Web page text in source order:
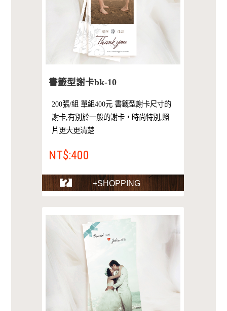
書籤型謝卡bk-10
200張/組 單組400元 書籤型謝卡尺寸的
謝卡,有別於一般的謝卡，時尚特別,照
片更大更清楚
NT$:400
+SHOPPING